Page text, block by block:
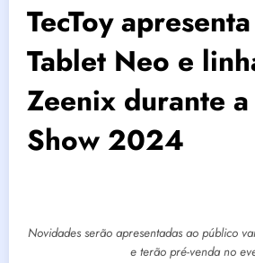
TecToy
Tablet Neo e
Zeenix durante
Show 2024
Novidades serão apresentadas ao público
e terão pré-venda no